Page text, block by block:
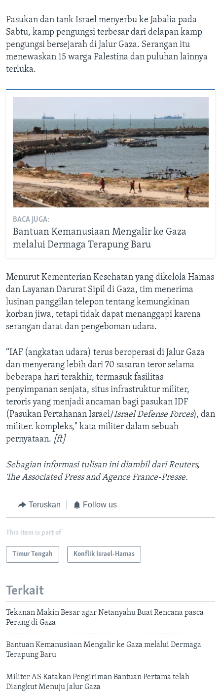
Pasukan dan tank Israel menyerbu ke Jabalia pada
Sabtu, kamp pengungsi terbesar dari delapan kamp
pengungsi bersejarah di Jalur Gaza. Serangan itu
menewaskan 15 warga Palestina dan puluhan lainnya
terluka.
BACA JUGA:
Bantuan Kemanusiaan Mengalir ke Gaza
melalui Dermaga Terapung Baru
Menurut Kementerian Kesehatan yang dikelola Hamas
dan Layanan Darurat Sipil di Gaza, tim menerima
lusinan panggilan telepon tentang kemungkinan
korban jiwa, tetapi tidak dapat menanggapi karena
serangan darat dan pengeboman udara.
“IAF (angkatan udara) terus beroperasi di Jalur Gaza
dan menyerang lebih dari 70 sasaran teror selama
beberapa hari terakhir, termasuk fasilitas
penyimpanan senjata, situs infrastruktur militer,
teroris yang menjadi ancaman bagi pasukan IDF
(Pasukan Pertahanan Israel/Israel Defense Forces), dan
militer. kompleks," kata militer dalam sebuah
pernyataan. [ft]
Sebagian informasi tulisan ini diambil dari Reuters,
The Associated Press and Agence France-Presse.
Teruskan Follow us
This item is part of
Timur Tengah Konflik Israel-Hamas
Terkait
Tekanan Makin Besar agar Netanyahu Buat Rencana pasca
Perang di Gaza
Bantuan Kemanusiaan Mengalir ke Gaza melalui Dermaga
Terapung Baru
Militer AS Katakan Pengiriman Bantuan Pertama telah
Diangkut Menuju Jalur Gaza